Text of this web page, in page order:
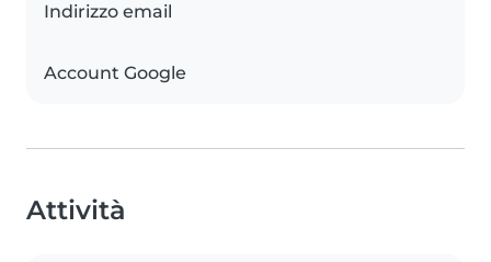
Indirizzo email
Account Google
Attività